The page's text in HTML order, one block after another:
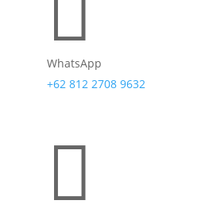
WhatsApp
+62 812 2708 9632
